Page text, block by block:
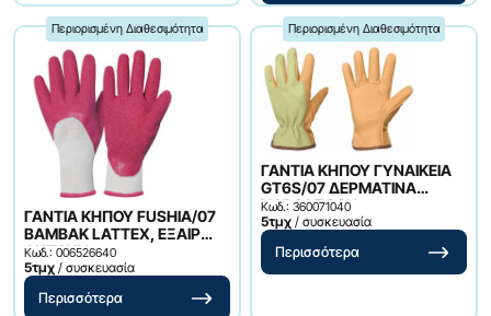
Περιορισμένη Διαθεσιμότητα
ΓΑΝΤΙΑ ΚΗΠΟΥ FUSHIA/07
ΒΑΜΒΑΚ LATTEX, ΕΞΑΙΡ
ΑΝΤΟΧΗ
Κωδ.: 006526640
5τμχ / συσκευασία
Περισσότερα
Περιορισμένη Διαθεσιμότητα
ΓΑΝΤΙΑ ΚΗΠΟΥ ΓΥΝΑΙΚΕΙΑ
GT6S/07 ΔΕΡΜΑΤΙΝΑ
ΥΔΡΟΑΠΩΘΗ
Κωδ.: 360071040
5τμχ / συσκευασία
Περισσότερα